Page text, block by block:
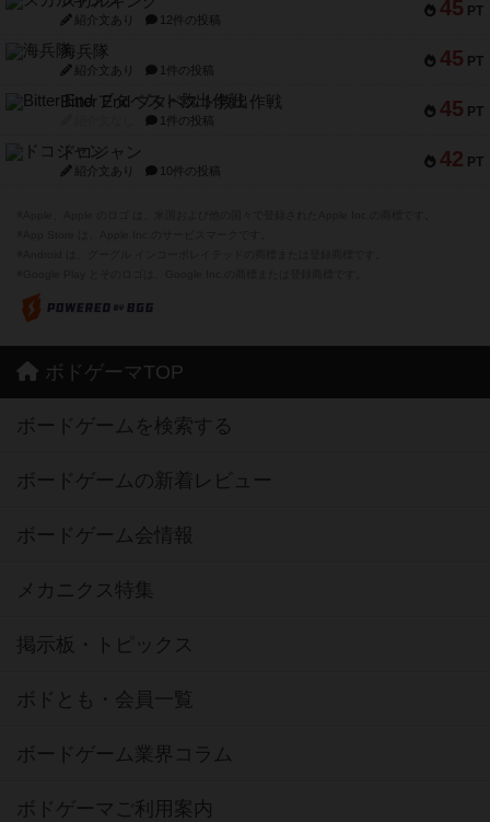
45 PT
紹介文あり 12件の投稿
45 PT
海兵隊
紹介文あり 1件の投稿
45 PT
Bitter End ブタペスト救出作戦
1件の投稿
42 PT
ドコジャン
紹介文あり 10件の投稿
ボドゲーマTOP
ボードゲームを検索する
ボードゲームの新着レビュー
ボードゲーム会情報
メカニクス特集
掲示板・トピックス
ボドとも・会員一覧
ボードゲーム業界コラム
ボドゲーマご利用案内